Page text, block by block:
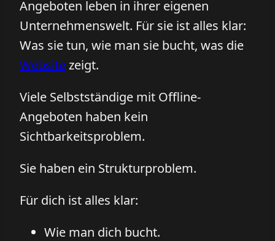
Angeboten leben in ihrer eigenen
Unternehmenswelt. Für sie ist alles klar:
Was sie tun, wie man sie bucht, was die
Websitezeigt.
Viele Selbstständige mit Offline-
Angeboten haben kein
Sichtbarkeitsproblem.
Sie haben ein Strukturproblem.
Für dich ist alles klar:
Wie man dich bucht.